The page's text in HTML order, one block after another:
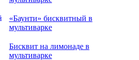
«Баунти» бисквитный в
мультиварке
Бисквит на лимонаде в
мультиварке